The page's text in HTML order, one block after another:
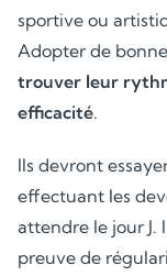
sportive ou
Adopter de
trouver leur
efficacité.
Ils devront
effectuant les
attendre le jour
preuve de
Soutien